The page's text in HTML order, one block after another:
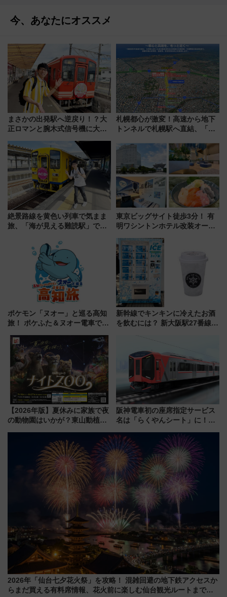
今、あなたにオススメ
まさかの出発駅へ逆戻り！？大
正ロマンと腕木式信号機に大興
目の舞台は岐阜県の「明知鉄
道」
札幌都心が激変！高速から地下
トンネルで札幌駅へ直結、「創
から本格着工、延長4.8km整備
事業の全貌
絶景路線を黄色い列車で気まま
旅、「海が見える難読駅」で幸
「新・鉄道ひとり旅」279回目
の舞台は「島原鉄道」
東京ビッグサイト徒歩3分！ 有
明ワシントンホテル改装オープ
客室」や海鮮丼が人気の朝食ビ
ュッフェを現地レポ
ポケモン「ヌオー」と巡る高知
旅！ ポケふた＆ヌオー電車で楽
路の絶景と絶品グルメを満喫！
（7月18日スタート）
新幹線でキンキンに冷えたお酒
を飲むには？ 新大阪駅27番線ホ
話題！
【2026年版】夏休みに家族で夜
の動物園はいかが？東山動植物
ZOO」開催情報
阪神電車初の座席指定サービス
名は「らくやんシート」に！新
を快適移動
2026年「仙台七夕花火祭」を攻略！ 混雑回避の地下鉄アクセスか
らまだ買える有料席情報、花火前に楽しむ仙台観光ルートまで解